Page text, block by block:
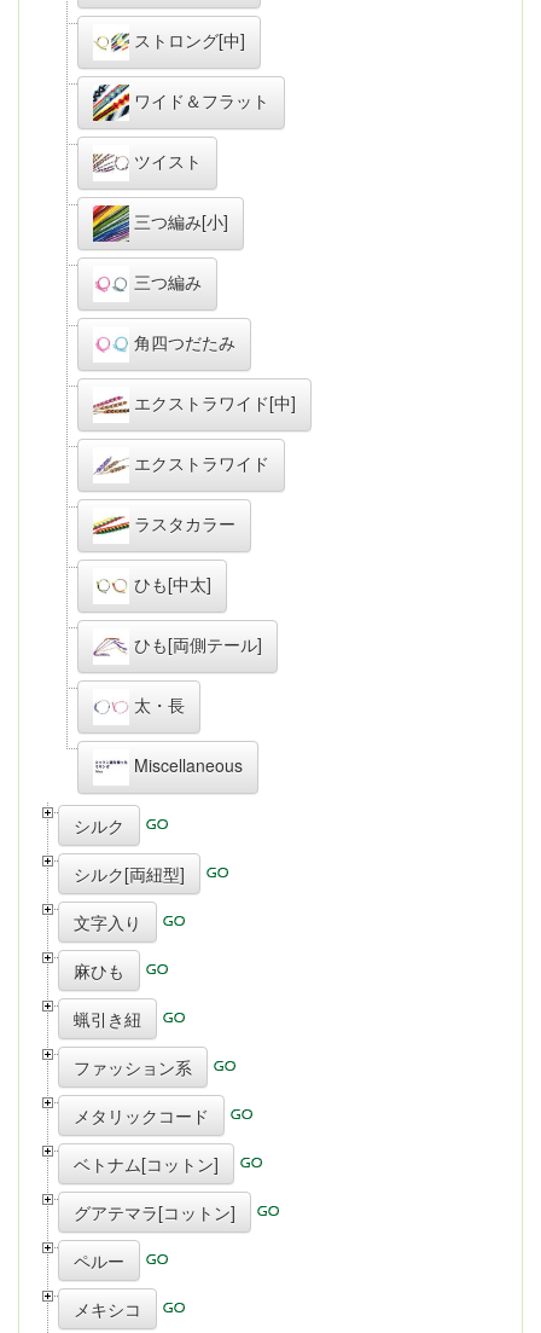
ストロング[中]
ワイド＆フラット
ツイスト
三つ編み[小]
三つ編み
角四つだたみ
エクストラワイド[中]
エクストラワイド
ラスタカラー
ひも[中太]
ひも[両側テール]
太・長
Miscellaneous
シルク
シルク[両紐型]
文字入り
麻ひも
蝋引き紐
ファッション系
メタリックコード
ベトナム[コットン]
グアテマラ[コットン]
ペルー
メキシコ